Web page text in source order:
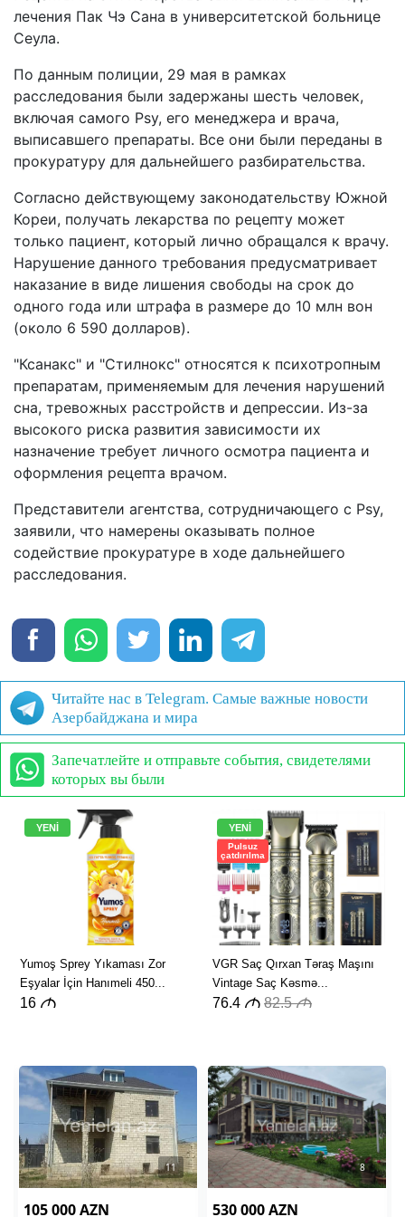
лечения Пак Чэ Сана в университетской больнице
Сеула.
По данным полиции, 29 мая в рамках
расследования были задержаны шесть человек,
включая самого Psy, его менеджера и врача,
выписавшего препараты. Все они были переданы в
прокуратуру для дальнейшего разбирательства.
Согласно действующему законодательству Южной
Кореи, получать лекарства по рецепту может
только пациент, который лично обращался к врачу.
Нарушение данного требования предусматривает
наказание в виде лишения свободы на срок до
одного года или штрафа в размере до 10 млн вон
(около 6 590 долларов).
"Ксанакс" и "Стилнокс" относятся к психотропным
препаратам, применяемым для лечения нарушений
сна, тревожных расстройств и депрессии. Из-за
высокого риска развития зависимости их
назначение требует личного осмотра пациента и
оформления рецепта врачом.
Представители агентства, сотрудничающего с Psy,
заявили, что намерены оказывать полное
содействие прокуратуре в ходе дальнейшего
расследования.
Читайте нас в Telegram. Самые важные новости
Азербайджана и мира
Запечатлейте и отправьте события, свидетелями
которых вы были